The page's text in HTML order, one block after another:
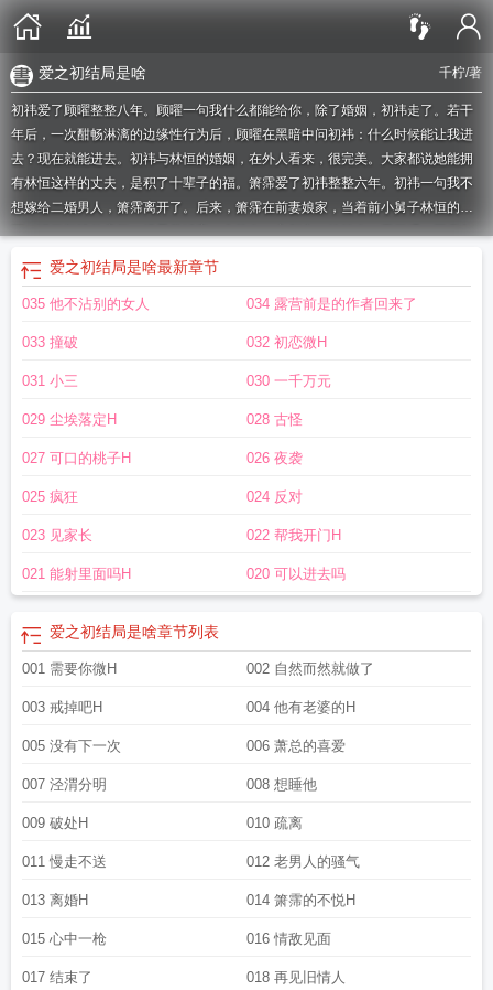
千柠/著
爱之初结局是啥
初祎爱了顾曜整整八年。顾曜一句我什么都能给你，除了婚姻，初祎走了。若干
年后，一次酣畅淋漓的边缘性行为后，顾曜在黑暗中问初祎：什么时候能让我进
去？现在就能进去。初祎与林恒的婚姻，在外人看来，很完美。大家都说她能拥
有林恒这样的丈夫，是积了十辈子的福。箫霈爱了初祎整整六年。初祎一句我不
想嫁给二婚男人，箫霈离开了。后来，箫霈在前妻娘家，当着前小舅子林恒的
面，进了初祎的房间。排雷关键字：出轨向、主都市、婉约肉、无三观；不喜勿
都市放心爱 爱之初讲的什么故事
初原著
与爱之初原来男主爱之初什么意思 都市爱沙发之初写的江西都市放心爱
平凡都市爱 爱之初42集
都市 之初是什么 都市锋芒初显初之爱(都市h)千柠笔趣阁
爱(都市h)第九书包网
播放电视剧都市爱
之初原来的男主角是谁
都市深爱是什么都市放心爱电话
的爱之初好看吗 爱在都市免费观看都市爱家居
全文免费阅读
爱在都市短剧 初爱百度百科
不好看爱之初是什么意思 爱之初啥意思都市放心爱软件
爱工作都市都市放心爱报名都市放心爱主持人电视剧初之爱初爱ねんね机动
爱之初结局是啥最新章节
035 他不沾别的女人 034 露营前是的作者回来了
033 撞破 032 初恋微H
031 小三 030 一千万元
029 尘埃落定H 028 古怪
027 可口的桃子H 026 夜袭
025 疯狂 024 反对
023 见家长 022 帮我开门H
021 能射里面吗H 020 可以进去吗
爱之初结局是啥章节列表
001 需要你微H 002 自然而然就做了
003 戒掉吧H 004 他有老婆的H
005 没有下一次 006 萧总的喜爱
007 泾渭分明 008 想睡他
009 破处H 010 疏离
011 慢走不送 012 老男人的骚气
013 离婚H 014 箫霈的不悦H
015 心中一枪 016 情敌见面
017 结束了 018 再见旧情人